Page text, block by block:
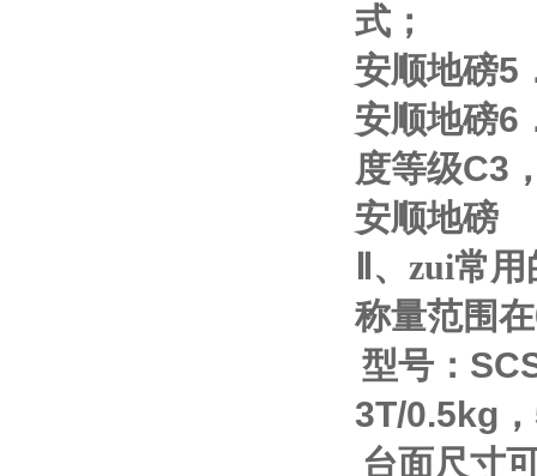
式；
安顺地磅5
安顺地磅6
度等级C3
安顺地磅
、zui常
称量范围在
型号：
3T/0.5kg ，
台面尺寸